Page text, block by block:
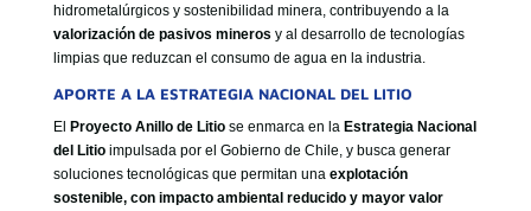
hidrometalúrgicos y sostenibilidad minera, contribuyendo a la
valorización de pasivos mineros y al desarrollo de tecnologías
limpias que reduzcan el consumo de agua en la industria.
APORTE A LA ESTRATEGIA NACIONAL DEL LITIO
El Proyecto Anillo de Litiose enmarca en la Estrategia Nacional
del Litioimpulsada por el Gobierno de Chile, y busca generar
soluciones tecnológicas que permitan una explotación
sostenible, con impacto ambiental reducido y mayor valor